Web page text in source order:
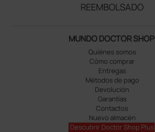
REEMBOLSADO
MUNDO DOCTOR SHOP
Quiénes somos
Cómo comprar
Entregas
Métodos de pago
Devolución
Garantías
Contactos
Nuevo almacén
Descubrir Doctor Shop Plus